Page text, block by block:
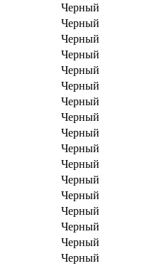
Черный
Черный
Черный
Черный
Черный
Черный
Черный
Черный
Черный
Черный
Черный
Черный
Черный
Черный
Черный
Черный
Черный